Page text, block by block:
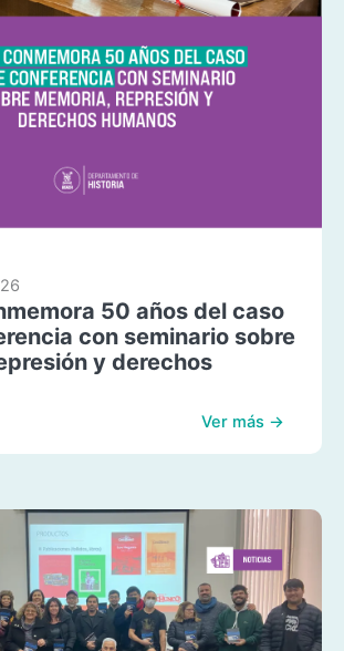
50 años del caso
con seminario sobre
y derechos
Ver más →